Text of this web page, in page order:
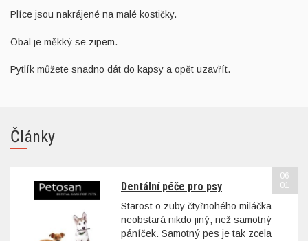
Plíce jsou nakrájené na malé kostičky.
Obal je měkký se zipem.
Pytlík můžete snadno dát do kapsy a opět uzavřít.
Články
Dentální péče pro psy
Starost o zuby čtyřnohého miláčka
neobstará nikdo jiný, než samotný
páníček. Samotný pes je tak zcela
06
01